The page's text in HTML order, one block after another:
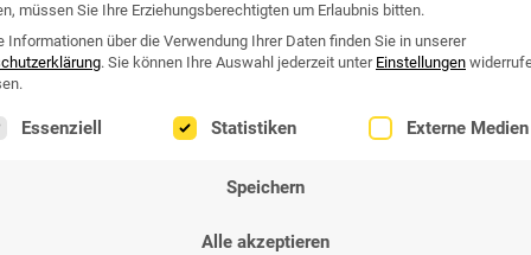
ETIKETTEN
ETIKETTEN
müssen Sie Ihre Erziehungsberechtigten um Erlaubnis bitten.
Informationen über die Verwendung Ihrer Daten finden Sie in unserer
. Sie können Ihre Auswahl jederzeit unter Einstellungen
eine Liste der Service-Gruppen, für die eine Einwilligung
Essenziell Statistiken Externe Medien
Speichern
Alle akzeptieren